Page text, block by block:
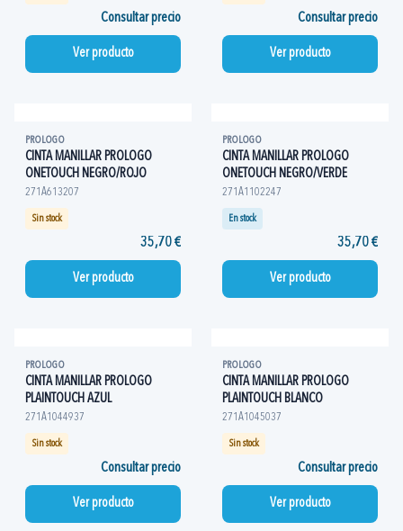
Consultar precio
Ver producto
Consultar precio
Ver producto
PROLOGO
CINTA MANILLAR PROLOGO
ONETOUCH NEGRO/ROJO
271A613207
Sin stock
35,70 €
Ver producto
PROLOGO
CINTA MANILLAR PROLOGO
ONETOUCH NEGRO/VERDE
271A1102247
En stock
35,70 €
Ver producto
PROLOGO
CINTA MANILLAR PROLOGO
PLAINTOUCH AZUL
271A1044937
Sin stock
Consultar precio
Ver producto
PROLOGO
CINTA MANILLAR PROLOGO
PLAINTOUCH BLANCO
271A1045037
Sin stock
Consultar precio
Ver producto